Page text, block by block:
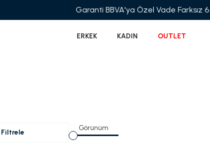
Garanti BBVA'ya Özel Vade Farksız 6 Taksit
ERKEK KADIN OUTLET
Filtrele
Görünüm